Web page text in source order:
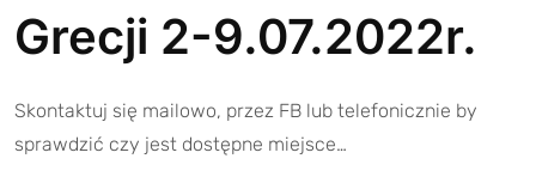
Grecji 2-9.07.2022r.
Skontaktuj się mailowo, przez FB lub telefonicznie by
sprawdzić czy jest dostępne miejsce…